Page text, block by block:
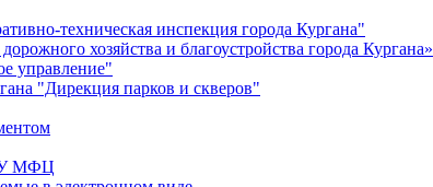
техническая инспекция города Кургана"
хозяйства и благоустройства города Кургана»
управление"
"Дирекция парков и скверов"
МФЦ